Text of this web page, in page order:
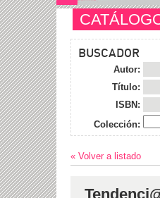
BUSCADOR
Autor:
Título:
ISBN:
Colección:
« Volver a listado